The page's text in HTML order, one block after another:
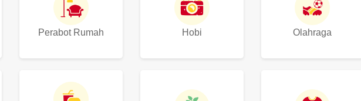
Perabot Rumah Hobi Olahraga